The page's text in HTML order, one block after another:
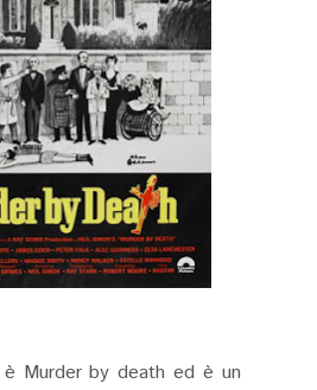
Murder by death ed è un